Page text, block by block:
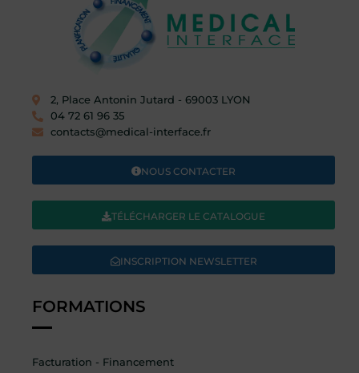
2, Place Antonin Jutard - 69003 LYON​
04 72 61 96 35
contacts@medical-interface.fr
NOUS CONTACTER
TÉLÉCHARGER LE CATALOGUE
INSCRIPTION NEWSLETTER
FORMATIONS
Facturation - Financement